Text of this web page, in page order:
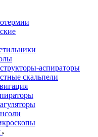
аспираторы
скальпели